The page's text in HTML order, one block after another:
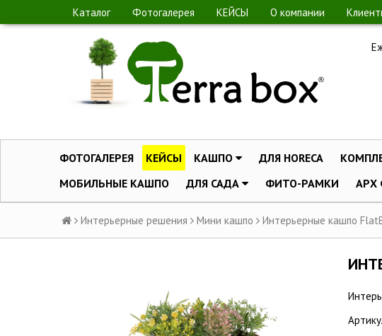
Каталог Фотогалерея КЕЙСЫ О компании
ФОТОГАЛЕРЕЯ КЕЙСЫ КАШПО ДЛЯ HORECA
МОБИЛЬНЫЕ КАШПО
ДЛЯ САДА ФИТО-РАМКИ АРХ
Интерьерные решения Мини кашпо Интерьерные кашпо